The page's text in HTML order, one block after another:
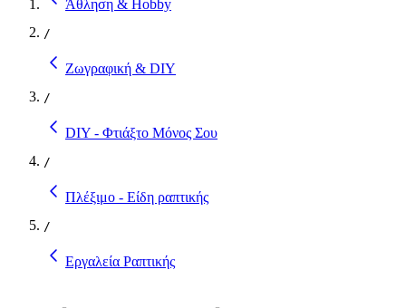
Άθληση & Hobby
/
Ζωγραφική & DIY
/
DIY - Φτιάξτο Μόνος Σου
/
Πλέξιμο - Είδη ραπτικής
/
Εργαλεία Ραπτικής